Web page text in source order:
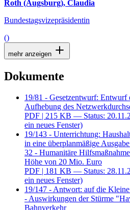
Roth (Augsburg), Claudia
Bundestagsvizepräsidentin
()
mehr anzeigen
Dokumente
19/81 - Gesetzentwurf: Entwurf
Aufhebung des
PDF | 215 KB — Status:
ein neues Fenster)
19/143 - Unterrichtung:
in eine überplanmäßige
32 - Humanitäre
Höhe von 20 Mio. Euro
PDF | 181 KB — Status:
ein neues Fenster)
19/147 - Antwort: auf die
- Auswirkungen der Stürme
Bahnverkehr